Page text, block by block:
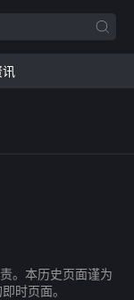
。本历史页面谨为
时页面。